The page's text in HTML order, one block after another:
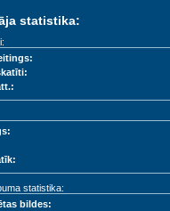
statistika:
statistika:
bildes: